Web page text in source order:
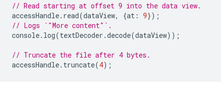
// Read starting at offset 9 into the data view.
accessHandle. read(dataView, {at : 9});
// Logs `"More content"`.
console. log(textDecoder .decode(dataView));
// Truncate the file after 4 bytes.
accessHandle. truncate(4);